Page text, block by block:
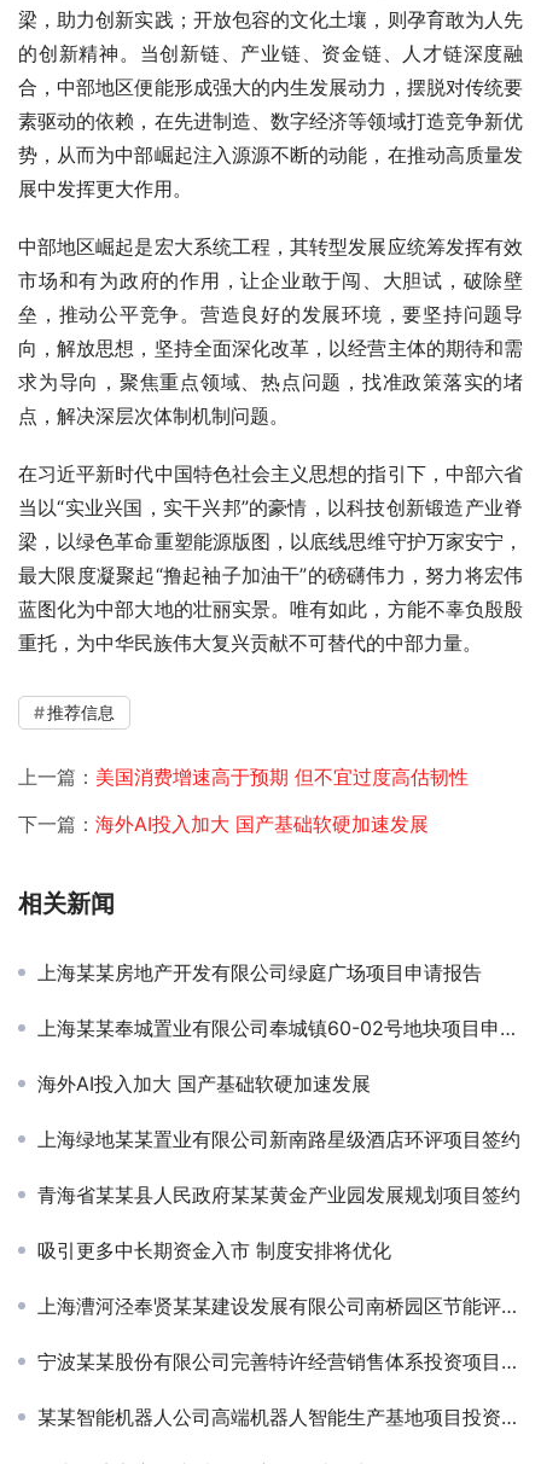
梁，助力创新实践；开放包容的文化土壤，则孕育敢为人先
的创新精神。当创新链、产业链、资金链、人才链深度融
合，中部地区便能形成强大的内生发展动力，摆脱对传统要
素驱动的依赖，在先进制造、数字经济等领域打造竞争新优
势，从而为中部崛起注入源源不断的动能，在推动高质量发
展中发挥更大作用。
中部地区崛起是宏大系统工程，其转型发展应统筹发挥有效
市场和有为政府的作用，让企业敢于闯、大胆试，破除壁
垒，推动公平竞争。营造良好的发展环境，要坚持问题导
向，解放思想，坚持全面深化改革，以经营主体的期待和需
求为导向，聚焦重点领域、热点问题，找准政策落实的堵
点，解决深层次体制机制问题。
在习近平新时代中国特色社会主义思想的指引下，中部六省
当以“实业兴国，实干兴邦”的豪情，以科技创新锻造产业脊
梁，以绿色革命重塑能源版图，以底线思维守护万家安宁，
最大限度凝聚起“撸起袖子加油干”的磅礴伟力，努力将宏伟
蓝图化为中部大地的壮丽实景。唯有如此，方能不辜负殷殷
重托，为中华民族伟大复兴贡献不可替代的中部力量。
推荐信息
上一篇： 美国消费增速高于预期 但不宜过度高估韧性
下一篇： 海外AI投入加大 国产基础软硬加速发展
相关新闻
上海某某房地产开发有限公司绿庭广场项目申请报告
上海某某奉城置业有限公司奉城镇60-02号地块项目申请报告
海外AI投入加大 国产基础软硬加速发展
上海绿地某某置业有限公司新南路星级酒店环评项目签约
青海省某某县人民政府某某黄金产业园发展规划项目签约
吸引更多中长期资金入市 制度安排将优化
上海漕河泾奉贤某某建设发展有限公司南桥园区节能评估项目签约
宁波某某股份有限公司完善特许经营销售体系投资项目可研-定增
某某智能机器人公司高端机器人智能生产基地项目投资规划